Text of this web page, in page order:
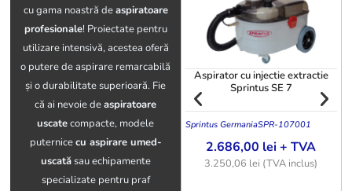
cu gama noastră deaspiratoare
profesionale! Proiectate pentru
utilizare intensivă, acestea oferă
o putere de aspirare remarcabilă
și o durabilitate superioară. Fie
că ai nevoie deaspiratoare
uscatecompacte, modele
puternicecu aspirare umed-
uscatăsau echipamente
specializate pentru praf
Aspirator cu injectie extractie
Sprintus SE 7
Sprintus GermaniaSPR-107001
2.686,00 lei+ TVA
3.250,06 lei (TVA inclus)